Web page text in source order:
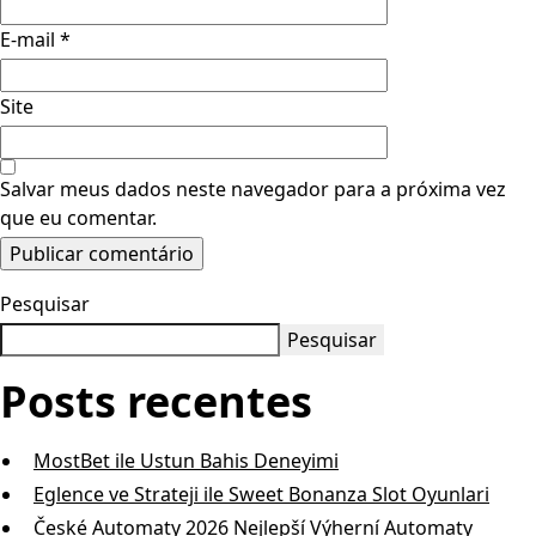
E-mail *
Site
Salvar meus dados neste navegador para a próxima vez
que eu comentar.
Pesquisar
Pesquisar
Posts recentes
MostBet ile Ustun Bahis Deneyimi
Eglence ve Strateji ile Sweet Bonanza Slot Oyunlari
České Automaty 2026 Nejlepší Výherní Automaty